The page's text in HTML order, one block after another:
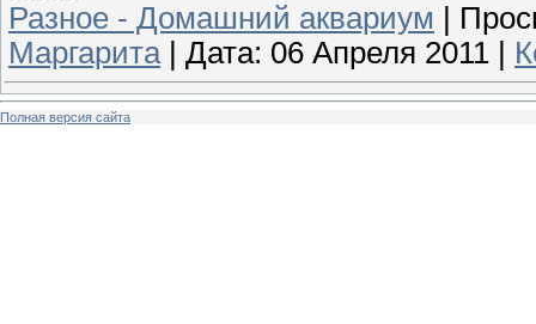
Разное - Домашний аквариум
Маргарита| Дата: 06 Апреля 2011
Полная версия сайта